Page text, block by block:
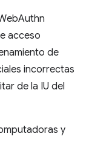
acceso
de
incorrectas
de la IU del
y